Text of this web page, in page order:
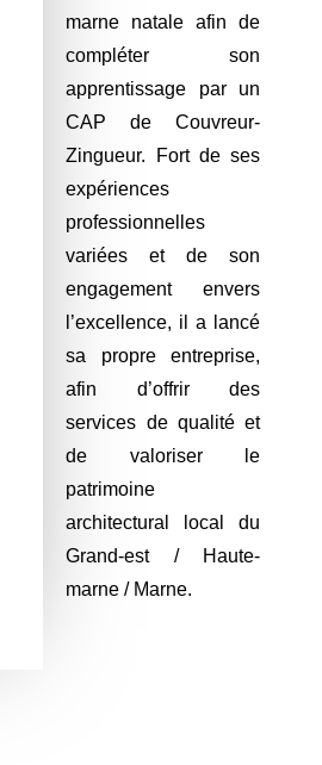
marne natale afin de
compléter son
apprentissage par un
CAP de Couvreur-
Zingueur. Fort de ses
expériences
professionnelles
variées et de son
engagement envers
l’excellence, il a lancé
sa propre entreprise,
afin d’offrir des
services de qualité et
de valoriser le
patrimoine
architectural local du
Grand-est / Haute-
marne / Marne.